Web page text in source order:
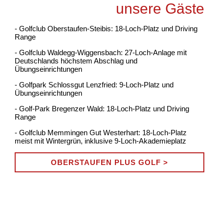
unsere Gäste
- Golfclub Oberstaufen-Steibis: 18-Loch-Platz und Driving
Range
- Golfclub Waldegg-Wiggensbach: 27-Loch-Anlage mit
Deutschlands höchstem Abschlag und
Übungseinrichtungen
- Golfpark Schlossgut Lenzfried: 9-Loch-Platz und
Übungseinrichtungen
- Golf-Park Bregenzer Wald: 18-Loch-Platz und Driving
Range
- Golfclub Memmingen Gut Westerhart: 18-Loch-Platz
meist mit Wintergrün, inklusive 9-Loch-Akademieplatz
OBERSTAUFEN PLUS GOLF >